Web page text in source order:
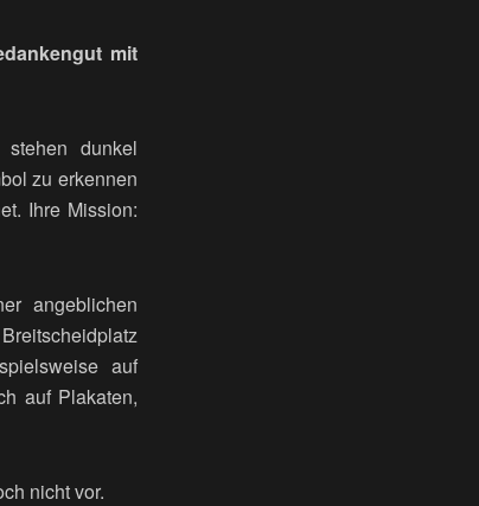
mit
stehen dunkel
zu erkennen
Ihre Mission:
angeblichen
auf
auf Plakaten,
nicht vor.